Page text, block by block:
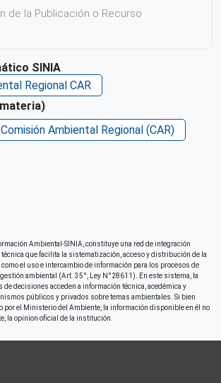
de la Publicación o Recurso
a todo su contenido
SINIA
Regional CAR
Comisión Ambiental Regional (CAR)
Ambiental-SINIA, constituye una red de integración
que facilita la sistematización, acceso y distribución de la
el uso e intercambio de información para los procesos de
ambiental (Art. 35°, Ley N°28611). En este sistema, la
de decisiones acceden a información técnica, acedémica y
públicos y privados sobre temas ambientales. Si bien
por el Ministerio del Ambiente, la información disponible en él no
la opinion oficial de la institución.